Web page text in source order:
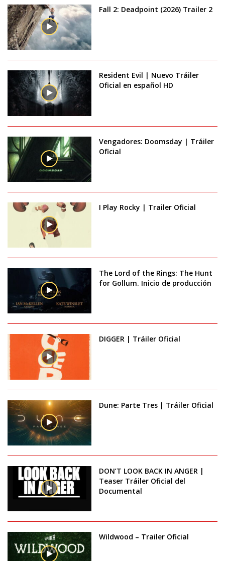
Fall 2: Deadpoint (2026) Trailer 2
Resident Evil | Nuevo Tráiler
Oficial en español HD
Vengadores: Doomsday | Tráiler
Oficial
I Play Rocky | Trailer Oficial
The Lord of the Rings: The Hunt
for Gollum. Inicio de producción
DIGGER | Tráiler Oficial
Dune: Parte Tres | Tráiler Oficial
DON’T LOOK BACK IN ANGER |
Teaser Tráiler Oficial del
Documental
Wildwood – Trailer Oficial